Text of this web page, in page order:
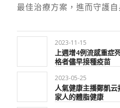
最佳治療方案，進而守護自
2023-11-15
上週增4例流感重症
格者儘早接種疫苗
2023-05-25
人氣健康主播鄭凱
家人的體脂健康